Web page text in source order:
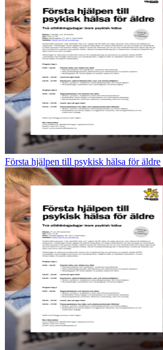
Första hjälpen till psykisk hälsa för äldre